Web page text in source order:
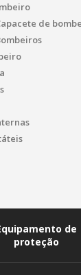
de
de
proteção